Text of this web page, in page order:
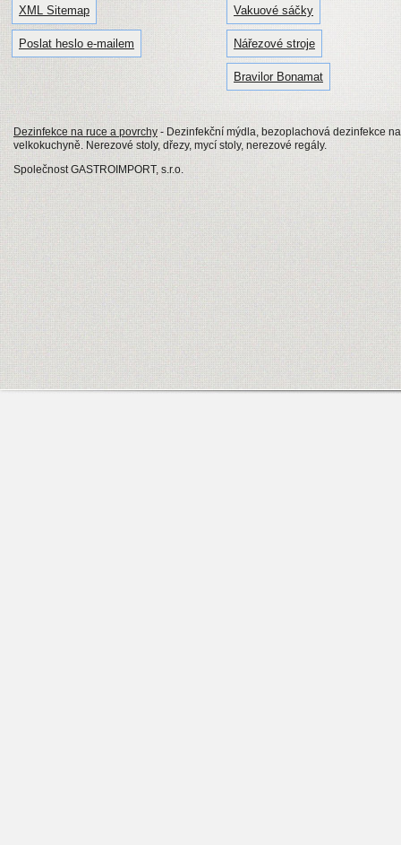
XML Sitemap
Poslat heslo e-mailem
Vakuové sáčky
Nářezové stroje
Bravilor Bonamat
Dezinfekce na ruce a povrchy - Dezinfekční mýdla, bezoplachová dezinfekce
velkokuchyně. Nerezové stoly, dřezy, mycí stoly, nerezové regály.
Společnost GASTROIMPORT, s.r.o.